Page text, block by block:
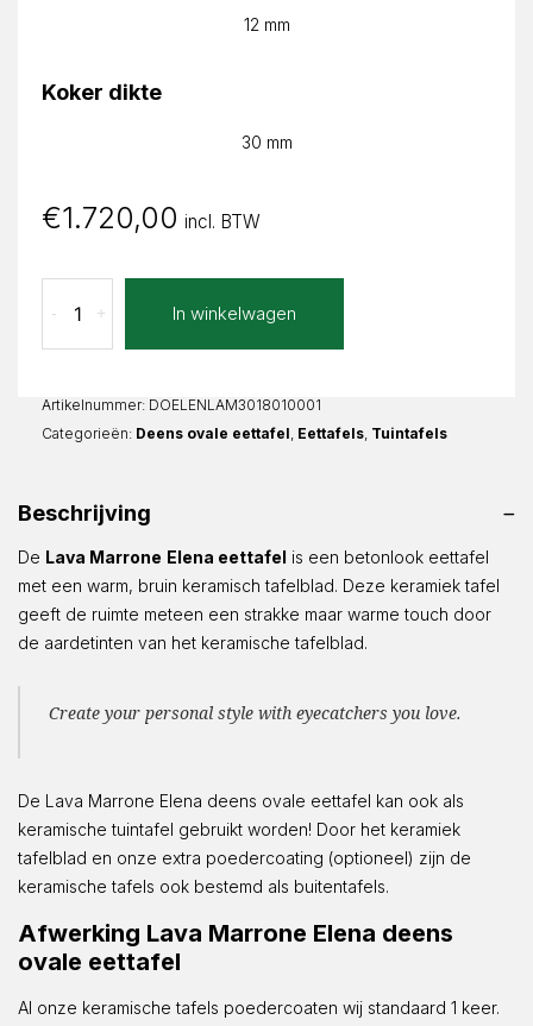
12 mm
Koker dikte
30 mm
€1.720,00 incl. BTW
Marrone
Elena
Ovaal
aantal
+
- In winkelwagen
Artikelnummer: DOELENLAM3018010001
Categorieën: Deens ovale eettafel Eettafels Tuintafels
Beschrijving
De Lava Marrone Elena eettafel is een betonlook eettafel
met een warm, bruin keramisch tafelblad. Deze keramiek tafel
geeft de ruimte meteen een strakke maar warme touch door
de aardetinten van het keramische tafelblad.
Create your personal style with eyecatchers you love.
De Lava Marrone Elena deens ovale eettafel kan ook als
keramische tuintafel gebruikt worden! Door het keramiek
tafelblad en onze extra poedercoating (optioneel) zijn de
keramische tafels ook bestemd als buitentafels.
Afwerking Lava Marrone Elena deens
ovale eettafel
Al onze keramische tafels poedercoaten wij standaard 1 keer.